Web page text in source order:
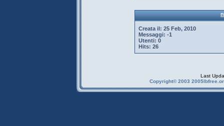
Creata il: 25 Feb, 2010
Messaggi: -1
Utenti: 0
Hits: 26
Last
Copyright© 2003